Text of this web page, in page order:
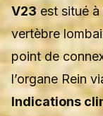
V23 est situé à
vertèbre
point de
l’organe Rein
Indications